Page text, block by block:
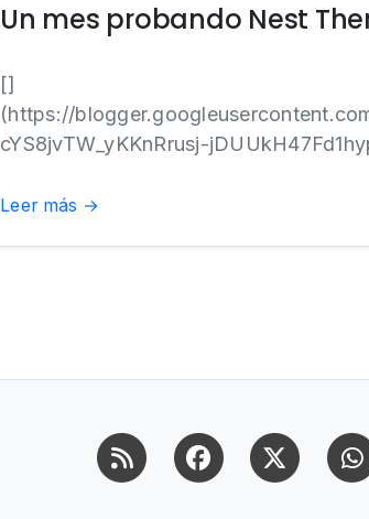
Un mes probando Nest
[]
(https://
cYS8jvTW_yKKnRrusj-
Leer más →
RSS FacebookX